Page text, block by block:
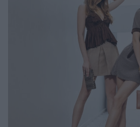
Χωρίς Ταμπέλες
Women's Forum